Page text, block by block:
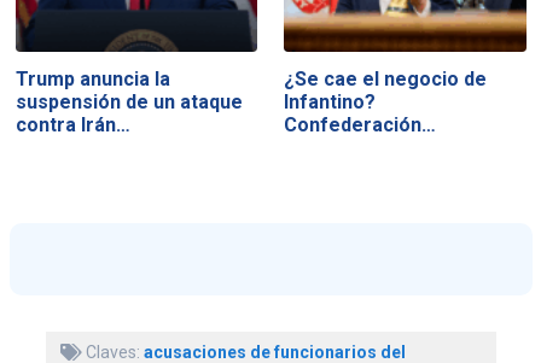
Trump anuncia la
suspensión de un ataque
contra Irán…
¿Se cae el negocio de
Infantino?
Confederación…
Claves: acusaciones de funcionarios del